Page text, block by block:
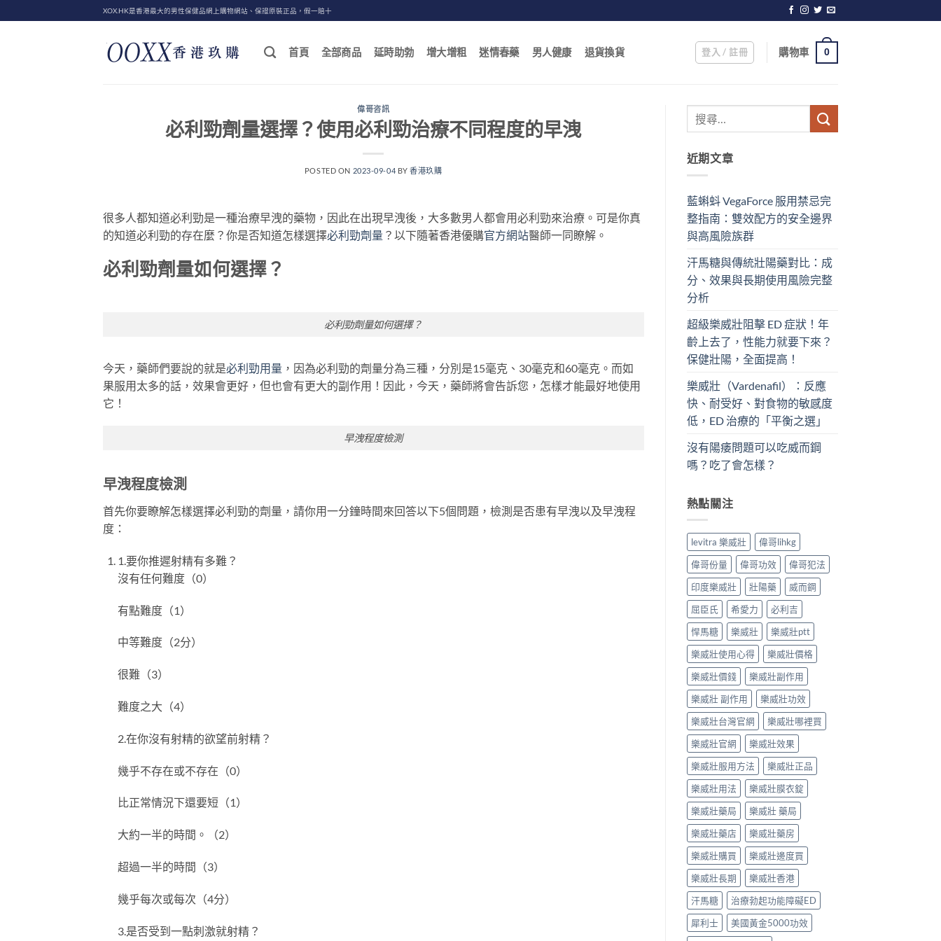
to
XOX.HK是香港最大的男性保健品網上購物網站、保證原裝正品，假一賠十
首頁 全部商品 延時助勃 增大增粗 迷情春藥 男人健康 退貨換貨 登入 / 註冊 購物車 0
偉哥咨訊
必利勁劑量選擇？使用必利勁治療不同程度的早洩
POSTED ON 2023-09-04 BY香港玖購
很多人都知道必利勁是一種治療早洩的藥物，因此在出現早洩後，大多數男人都會用必利勁來治療。可是你真
的知道必利勁的存在麼？你是否知道怎樣選擇必利勁劑量 ？以下隨著香港優購官方網站醫師一同瞭解。
必利勁劑量如何選擇？
必利勁劑量如何選擇？
今天，藥師們要說的就是必利勁用量 ，因為必利勁的劑量分為三種，分別是15毫克、30毫克和60毫克。而如
果服用太多的話，效果會更好，但也會有更大的副作用！因此，今天，藥師將會告訴您，怎樣才能最好地使用
它！
早洩程度檢測
早洩程度檢測
首先你要瞭解怎樣選擇必利勁的劑量，請你用一分鐘時間來回答以下5個問題，檢測是否患有早洩以及早洩程
度：
1.要你推遲射精有多難？
沒有任何難度（0）
有點難度（1）
中等難度（2分）
很難（3）
難度之大（4）
2.在你沒有射精的欲望前射精？
幾乎不存在或不存在（0）
比正常情況下還要短（1）
大約一半的時間。（2）
超過一半的時間（3）
幾乎每次或每次（4分）
3.是否受到一點刺激就射精？
近期文章
藍蝌蚪 VegaForce 服用禁忌完
整指南：雙效配方的安全邊界
與高風險族群
汗馬糖與傳統壯陽藥對比：成
分、效果與長期使用風險完整
分析
超級樂威壯阻擊 ED 症狀！年
齡上去了，性能力就要下來？
保健壯陽，全面提高！
樂威壯（Vardenafil）：反應
快、耐受好、對食物的敏感度
低，ED 治療的「平衡之選」
沒有陽痿問題可以吃威而鋼
嗎？吃了會怎樣？
熱點關注
levitra 樂威壯
偉哥lihkg
偉哥份量
偉哥功效
偉哥犯法
印度樂威壯
壯陽藥
威而鋼
屈臣氏
希愛力
必利吉
悍馬糖
樂威壯
樂威壯ptt
樂威壯使用心得
樂威壯價格
樂威壯價錢
樂威壯副作用
樂威壯 副作用
樂威壯功效
樂威壯台灣官網
樂威壯哪裡買
樂威壯官網
樂威壯效果
樂威壯服用方法
樂威壯正品
樂威壯用法
樂威壯膜衣錠
樂威壯藥局
樂威壯 藥局
樂威壯藥店
樂威壯藥房
樂威壯購買
樂威壯邊度買
樂威壯長期
樂威壯香港
汗馬糖
治療勃起功能障礙ED
犀利士
美國黃金5000功效